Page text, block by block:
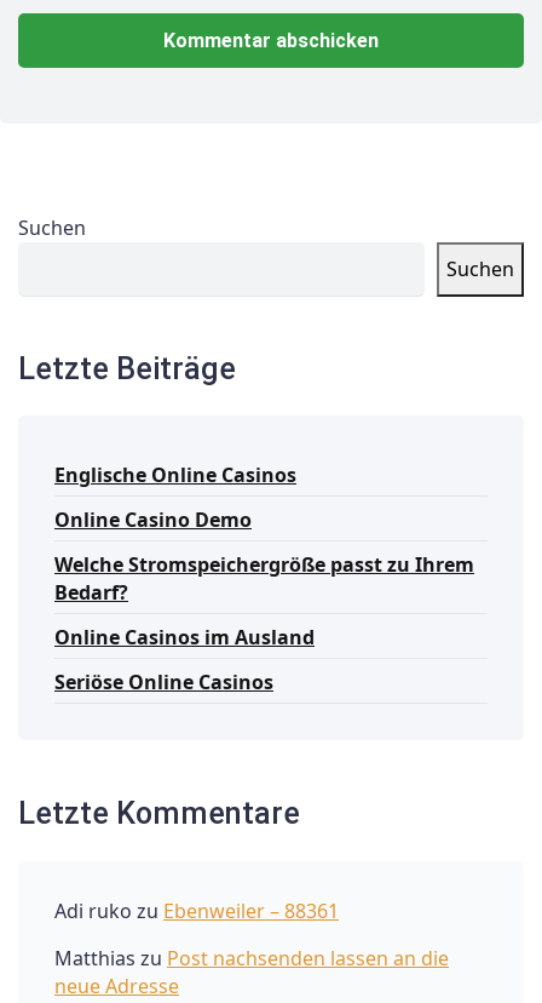
Suchen
Suchen
Letzte Beiträge
Englische Online Casinos
Online Casino Demo
Welche Stromspeichergröße passt zu Ihrem
Bedarf?
Online Casinos im Ausland
Seriöse Online Casinos
Letzte Kommentare
Adi ruko zu Ebenweiler – 88361
Matthias zu Post nachsenden lassen an die
neue Adresse